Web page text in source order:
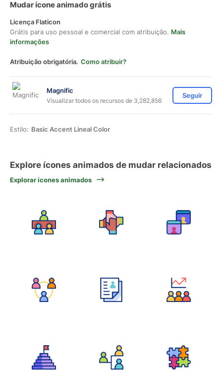
Mudar ícone animado grátis
Licença Flaticon
Grátis para uso pessoal e comercial com atribuição. Mais
informações
Atribuição obrigatória. Como atribuir?
Magnific
Visualizar todos os recursos de 3,282,856
Seguir
Estilo: Basic Accent Lineal Color
Explore ícones animados de mudar relacionados
Explorar ícones animados